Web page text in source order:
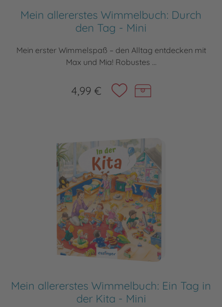
Mein allererstes Wimmelbuch: Durch
den Tag - Mini
Mein erster Wimmelspaß – den Alltag entdecken mit
Max und Mia! Robustes ...
4,99 €
Mein allererstes Wimmelbuch: Ein Tag in
der Kita - Mini